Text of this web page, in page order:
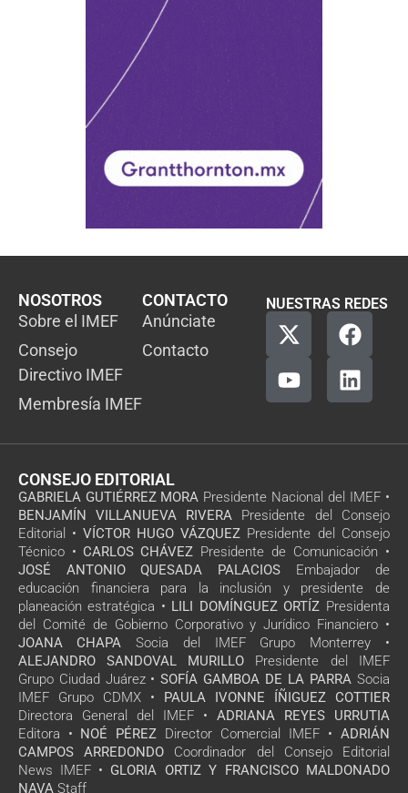
NOSOTROS
Sobre el IMEF
Consejo
Directivo IMEF
Membresía IMEF
CONTACTO
Anúnciate
Contacto
NUESTRAS REDES
CONSEJO EDITORIAL
GABRIELA GUTIÉRREZ MORA Presidente Nacional del IMEF •
BENJAMÍN VILLANUEVA RIVERA Presidente del Consejo
Editorial • VÍCTOR HUGO VÁZQUEZ Presidente del Consejo
Técnico • CARLOS CHÁVEZ Presidente de Comunicación •
JOSÉ ANTONIO QUESADA PALACIOS Embajador de
educación financiera para la inclusión y presidente de
planeación estratégica • LILI DOMÍNGUEZ ORTÍZ Presidenta
del Comité de Gobierno Corporativo y Jurídico Financiero •
JOANA CHAPA Socia del IMEF Grupo Monterrey •
ALEJANDRO SANDOVAL MURILLO Presidente del IMEF
Grupo Ciudad Juárez • SOFÍA GAMBOA DE LA PARRA Socia
IMEF Grupo CDMX • PAULA IVONNE ÍÑIGUEZ COTTIER
Directora General del IMEF • ADRIANA REYES URRUTIA
Editora • NOÉ PÉREZ Director Comercial IMEF • ADRIÁN
CAMPOS ARREDONDO Coordinador del Consejo Editorial
News IMEF • GLORIA ORTIZ Y FRANCISCO MALDONADO
NAVA Staff